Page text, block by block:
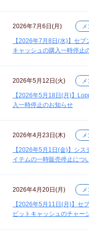
2026年7月6日(月)
【2026年7月8日(水)】セ
キャッシュの購入一時停止
2026年5月12日(火)
【2026年5月18日(月)】
入一時停止のお知らせ
2026年4月23日(木)
【2026年5月1日(金)】シ
イテムの一時販売停止につ
2026年4月20日(月)
【2026年5月11日(月)】セ
ビットキャッシュのチャー